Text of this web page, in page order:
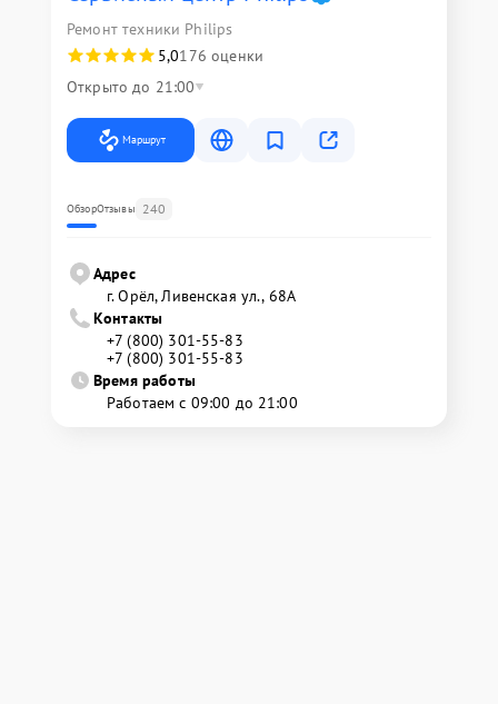
Ремонт техники Philips
5,0176 оценки
Открыто до 21:00
Маршрут
ОбзорОтзывы 240
Адрес
г. Орёл, Ливенская ул., 68А
Контакты
+7 (800) 301-55-83
+7 (800) 301-55-83
Время работы
Работаем с 09:00 до 21:00